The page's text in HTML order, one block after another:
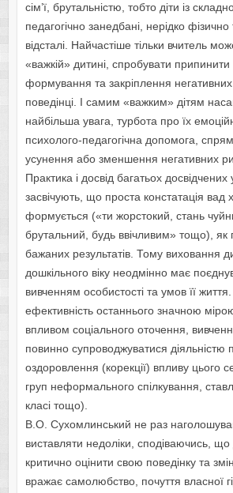
сім’ї, брутальністю, тобто діти із
педагогічно занедбані, нерідко
відсталі. Найчастіше тільки вчитель
«важкій» дитині, спробувати
формування та закріплення
поведінці. І самим «важким» дітям
найбільша увага, турбота про їх
психолого-педагогічна допомога,
усунення або зменшення негативних
Практика і досвід багатьох досвідчених
засвічують, що проста констатація вад
формується («ти жорстокий, стань
брутальний, будь ввічливим» тощо),
бажаних результатів. Тому виховання
дошкільного віку неодмінно має
вивченням особистості та умов її
ефективність останнього значною
впливом соціального оточення,
повинно супроводжуватися діяльністю
оздоровлення (корекції) впливу цього
груп неформального спілкування,
класі тощо).
В.О. Сухомлинський не раз
виставляти недоліки, сподіваючись,
критично оцінити свою поведінку та
вражає самолюбство, почуття власної